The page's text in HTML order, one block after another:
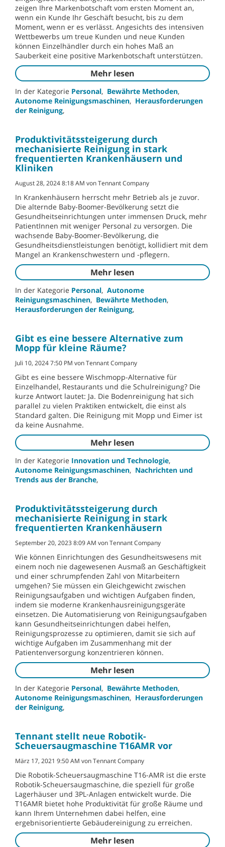
zeigen Ihre Markenbotschaft vom ersten Moment an,
wenn ein Kunde Ihr Geschäft besucht, bis zu dem
Moment, wenn er es verlässt. Angesichts des intensiven
Wettbewerbs um treue Kunden und neue Kunden
können Einzelhändler durch ein hohes Maß an
Sauberkeit eine positive Markenbotschaft unterstützen.
Mehr lesen
In der Kategorie Personal, Bewährte Methoden,
Autonome Reinigungsmaschinen, Herausforderungen
der Reinigung,
Produktivitätssteigerung durch
mechanisierte Reinigung in stark
frequentierten Krankenhäusern und
Kliniken
August 28, 2024 8:18 AM von Tennant Company
In Krankenhäusern herrscht mehr Betrieb als je zuvor.
Die alternde Baby-Boomer-Bevölkerung setzt die
Gesundheitseinrichtungen unter immensen Druck, mehr
PatientInnen mit weniger Personal zu versorgen. Die
wachsende Baby-Boomer-Bevölkerung, die
Gesundheitsdienstleistungen benötigt, kollidiert mit dem
Mangel an Krankenschwestern und -pflegern.
Mehr lesen
In der Kategorie Personal, Autonome
Reinigungsmaschinen, Bewährte Methoden,
Herausforderungen der Reinigung,
Gibt es eine bessere Alternative zum
Mopp für kleine Räume?
Juli 10, 2024 7:50 PM von Tennant Company
Gibt es eine bessere Wischmopp-Alternative für
Einzelhandel, Restaurants und die Schulreinigung? Die
kurze Antwort lautet: Ja. Die Bodenreinigung hat sich
parallel zu vielen Praktiken entwickelt, die einst als
Standard galten. Die Reinigung mit Mopp und Eimer ist
da keine Ausnahme.
Mehr lesen
In der Kategorie Innovation und Technologie,
Autonome Reinigungsmaschinen, Nachrichten und
Trends aus der Branche,
Produktivitätssteigerung durch
mechanisierte Reinigung in stark
frequentierten Krankenhäusern
September 20, 2023 8:09 AM von Tennant Company
Wie können Einrichtungen des Gesundheitswesens mit
einem noch nie dagewesenen Ausmaß an Geschäftigkeit
und einer schrumpfenden Zahl von Mitarbeitern
umgehen? Sie müssen ein Gleichgewicht zwischen
Reinigungsaufgaben und wichtigen Aufgaben finden,
indem sie moderne Krankenhausreinigungsgeräte
einsetzen. Die Automatisierung von Reinigungsaufgaben
kann Gesundheitseinrichtungen dabei helfen,
Reinigungsprozesse zu optimieren, damit sie sich auf
wichtige Aufgaben im Zusammenhang mit der
Patientenversorgung konzentrieren können.
Mehr lesen
In der Kategorie Personal, Bewährte Methoden,
Autonome Reinigungsmaschinen, Herausforderungen
der Reinigung,
Tennant stellt neue Robotik-
Scheuersaugmaschine T16AMR vor
März 17, 2021 9:50 AM von Tennant Company
Die Robotik-Scheuersaugmaschine T16-AMR ist die erste
Robotik-Scheuersaugmaschine, die speziell für große
Lagerhäuser und 3PL-Anlagen entwickelt wurde. Die
T16AMR bietet hohe Produktivität für große Räume und
kann Ihrem Unternehmen dabei helfen, eine
ergebnisorientierte Gebäudereinigung zu erreichen.
Mehr lesen